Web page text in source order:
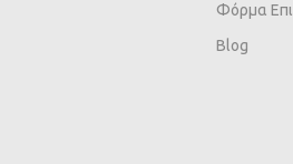
Φόρμα
Blog